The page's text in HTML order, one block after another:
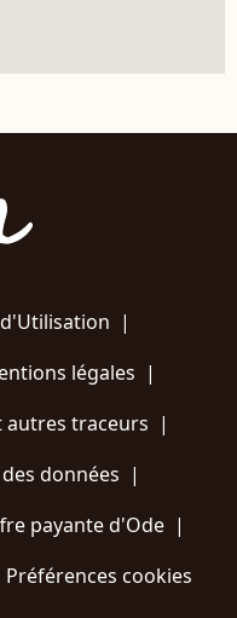
|
légales |
autres traceurs |
données |
payante d'Ode |
Préférences cookies